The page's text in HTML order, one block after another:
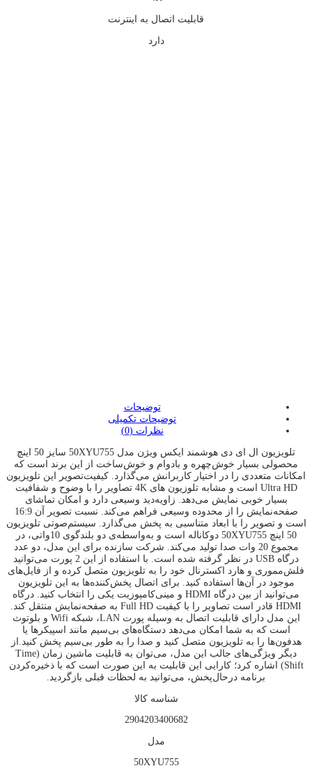
قابليت اتصال به اينترنت
دارد
توضیحات
توضیحات تکمیلی
نظرات (0)
تلویزیون ال ای دی هوشمند ایکس ویژن مدل 50XYU755 سایز 50 اینچ
محصولی بسیار خوش‌چهره و بادوام و خوش‌ساخت از این برند است که
امکانات متعددی را در اختیار کاربرانش می‌گذارد. کیفیت‌تصویر این تلویزیون
Ultra HD است و مشابه تلوزیون های 4K تصاویر را با وضوح و شفافیت
بسیار خوبی نمایش می‌دهد. زاویه‌دید وسیعی دارد و امکان تماشای
صفحه‌نمایش را از محدوده‌ وسیعی فراهم می‌کند. نسبت تصویر آن 16:9
است و تصویر را با ابعاد متناسبی به پخش می‌گذارد. سیستم‌صوتی تلویزیون
50 اینچ 50XYU755 دوکاناله است و به‌واسطه‌ی دو بلندگوی 10واتی، در
مجموع 20 وات صدا تولید می‌کند. شرکت سازنده برای این مدل، دو عدد
درگاه USB در نظر گرفته شده است. با استفاده از این 2 پورت می‌توانید
فلش‌مموری و هارد اکسترنال خود را به تلویزیون متصل کرده و از فایل‌های
موجود در آن‌ها استفاده کنید. برای اتصال پخش‌کننده‌ها به این تلویزیون
می‌توانید از بین درگاه HDMI و مینی‌کامپوزیت یکی را انتخاب کنید. درگاه
HDMI قادر است تصاویر را با کیفیت Full HD به صفحه‌نمایش منتقل کند.
این مدل دارای قابلیت اتصال به وسیله پورت LAN، شبکه Wifi و بلوتوث
است که به شما امکان می‌دهد دستگاه‌های بی‌سیم مانند اسپیکرها یا
هدفون‌ها را به تلویزیون متصل کنید و صدا را به طور بی‌سیم پخش کنید.از
دیگر ویژگی‌های جالب این مدل، می‌توان به قابلیت ماشین زمان (Time
Shift) اشاره کرد؛ کارایی این قابلیت به این صورت است که با ذخیره‌کردن
برنامه‌ درحال‌پخش، می‌توانید به لحظات قبلی بازگردید.
شناسه کالا
2904203400682
مدل
50XYU755